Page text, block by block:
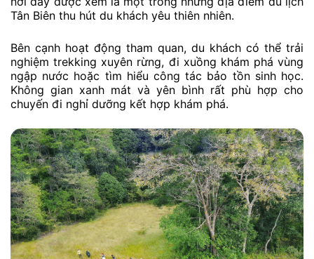
Tân Biên thu hút du khách yêu thiên nhiên.
Bên cạnh hoạt động tham quan, du khách có thể trải
nghiệm trekking xuyên rừng, đi xuồng khám phá vùng
ngập nước hoặc tìm hiểu công tác bảo tồn sinh học.
Không gian xanh mát và yên bình rất phù hợp cho
chuyến đi nghỉ dưỡng kết hợp khám phá.